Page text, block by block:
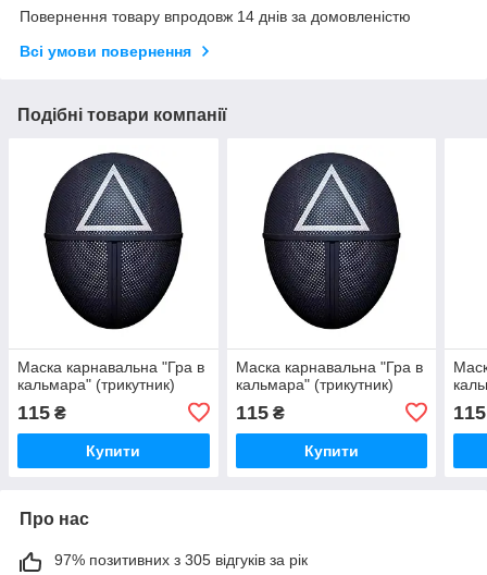
Повернення товару впродовж 14 днів за домовленістю
Всі умови повернення
Подібні товари компанії
Маска карнавальна "Гра в
кальмара" (трикутник)
115 ₴
Купити
Маска карнавальна "Гра в
кальмара" (трикутник)
115₴
Купити
115
Про нас
97% позитивних з 305 відгуків за рік